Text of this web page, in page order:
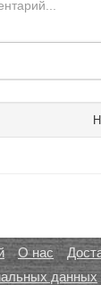
О нас
данных